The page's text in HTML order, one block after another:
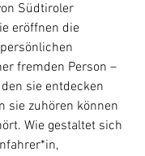
Südtiroler
eröffnen die
fremden Person –
sie entdecken
sie zuhören können
Wie gestaltet sich